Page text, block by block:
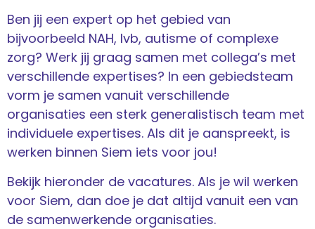
Ben jij een expert op het gebied van
bijvoorbeeld NAH, lvb, autisme of complexe
zorg? Werk jij graag samen met collega’s met
verschillende expertises? In een gebiedsteam
vorm je samen vanuit verschillende
organisaties een sterk generalistisch team met
individuele expertises. Als dit je aanspreekt, is
werken binnen Siem iets voor jou!
Bekijk hieronder de vacatures. Als je wil werken
voor Siem, dan doe je dat altijd vanuit een van
de samenwerkende organisaties.